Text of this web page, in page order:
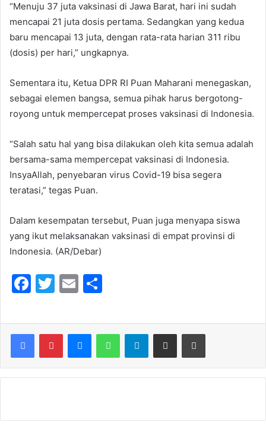
“Menuju 37 juta vaksinasi di Jawa Barat, hari ini sudah
mencapai 21 juta dosis pertama. Sedangkan yang kedua
baru mencapai 13 juta, dengan rata-rata harian 311 ribu
(dosis) per hari,” ungkapnya.
Sementara itu, Ketua DPR RI Puan Maharani menegaskan,
sebagai elemen bangsa, semua pihak harus bergotong-
royong untuk mempercepat proses vaksinasi di Indonesia.
“Salah satu hal yang bisa dilakukan oleh kita semua adalah
bersama-sama mempercepat vaksinasi di Indonesia.
InsyaAllah, penyebaran virus Covid-19 bisa segera
teratasi,” tegas Puan.
Dalam kesempatan tersebut, Puan juga menyapa siswa
yang ikut melaksanakan vaksinasi di empat provinsi di
Indonesia. (AR/Debar)
F
c
e
b
o
k
T
itt
er
E
ai
l
ar
e
Telegram